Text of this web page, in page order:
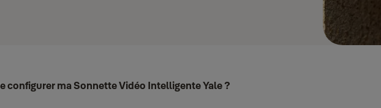
configurer ma Sonnette Vidéo Intelligente Yale ?